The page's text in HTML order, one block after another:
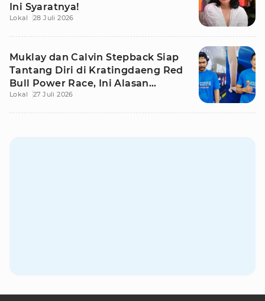
Ini Syaratnya!
Lokal 28 Juli 2026
Muklay dan Calvin Stepback Siap
Tantang Diri di Kratingdaeng Red
Bull Power Race, Ini Alasan
Mereka!
Lokal 27 Juli 2026